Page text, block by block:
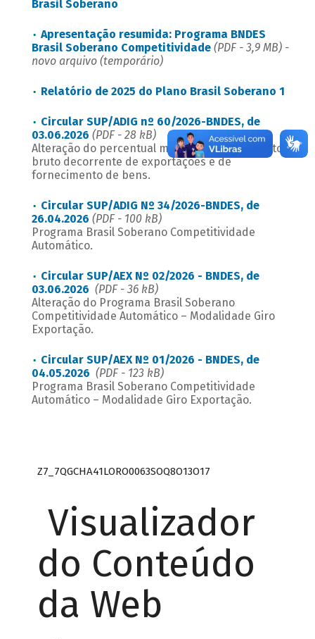
Brasil Soberano
Apresentação resumida: Programa BNDES
Brasil Soberano Competitividade (PDF - 3,9 MB) -
novo arquivo (temporário)
Relatório de 2025 do Plano Brasil Soberano 1
Circular SUP/ADIG nº 60/2026-BNDES, de
03.06.2026 (PDF - 28 kB)
Alteração do percentual mínimo de faturamento
bruto decorrente de exportações e de
fornecimento de bens.
Circular SUP/ADIG Nº 34/2026-BNDES, de
26.04.2026 (PDF - 100 kB)
Programa Brasil Soberano Competitividade
Automático.
Circular SUP/AEX Nº 02/2026 - BNDES, de
03.06.2026 (PDF - 36 kB)
Alteração do Programa Brasil Soberano
Competitividade Automático – Modalidade Giro
Exportação.
Circular SUP/AEX Nº 01/2026 - BNDES, de
04.05.2026 (PDF - 123 kB)
Programa Brasil Soberano Competitividade
Automático – Modalidade Giro Exportação.
Z7_7QGCHA41LORO0063SOQ8O13O17
Visualizador
do Conteúdo
da Web